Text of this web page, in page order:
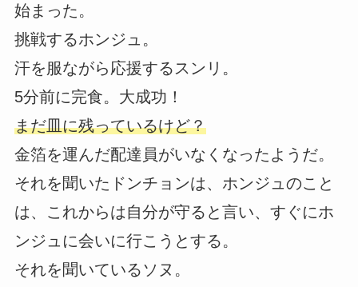
始まった。
挑戦するホンジュ。
汗を服ながら応援するスンリ。
5分前に完食。大成功！
まだ皿に残っているけど？
金箔を運んだ配達員がいなくなったようだ。
それを聞いたドンチョンは、ホンジュのこと
は、これからは自分が守ると言い、すぐにホ
ンジュに会いに行こうとする。
それを聞いているソヌ。